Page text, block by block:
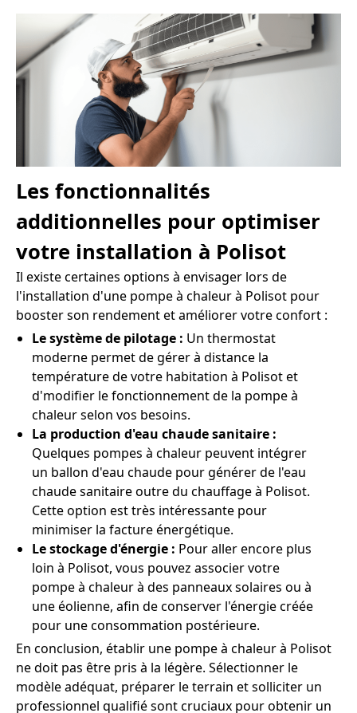
Les fonctionnalités
additionnelles pour optimiser
votre installation à Polisot
Il existe certaines options à envisager lors de
l'installation d'une pompe à chaleur à Polisot pour
booster son rendement et améliorer votre confort :
Le système de pilotage : Un thermostat
moderne permet de gérer à distance la
température de votre habitation à Polisot et
d'modifier le fonctionnement de la pompe à
chaleur selon vos besoins.
La production d'eau chaude sanitaire :
Quelques pompes à chaleur peuvent intégrer
un ballon d'eau chaude pour générer de l'eau
chaude sanitaire outre du chauffage à Polisot.
Cette option est très intéressante pour
minimiser la facture énergétique.
Le stockage d'énergie : Pour aller encore plus
loin à Polisot, vous pouvez associer votre
pompe à chaleur à des panneaux solaires ou à
une éolienne, afin de conserver l'énergie créée
pour une consommation postérieure.
En conclusion, établir une pompe à chaleur à Polisot
ne doit pas être pris à la légère. Sélectionner le
modèle adéquat, préparer le terrain et solliciter un
professionnel qualifié sont cruciaux pour obtenir un